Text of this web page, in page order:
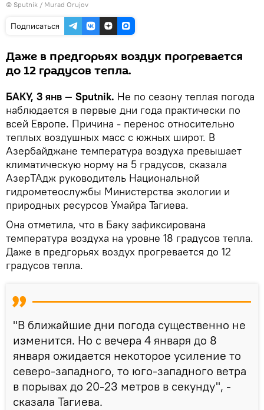
© Sputnik / Murad Orujov
Подписаться
Даже в предгорьях воздух прогревается
до 12 градусов тепла.
БАКУ, 3 янв — Sputnik. Не по сезону теплая погода
наблюдается в первые дни года практически по
всей Европе. Причина - перенос относительно
теплых воздушных масс с южных широт. В
Азербайджане температура воздуха превышает
климатическую норму на 5 градусов, сказала
АзерТАдж руководитель Национальной
гидрометеослужбы Министерства экологии и
природных ресурсов Умайра Тагиева.
Она отметила, что в Баку зафиксирована
температура воздуха на уровне 18 градусов тепла.
Даже в предгорьях воздух прогревается до 12
градусов тепла.
"В ближайшие дни погода существенно не
изменится. Но с вечера 4 января до 8
января ожидается некоторое усиление то
северо-западного, то юго-западного ветра
в порывах до 20-23 метров в секунду", -
сказала Тагиева.